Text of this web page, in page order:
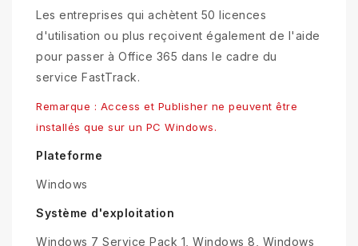
Les entreprises qui achètent 50 licences
d'utilisation ou plus reçoivent également de l'aide
pour passer à Office 365 dans le cadre du
service FastTrack.
Remarque : Access et Publisher ne peuvent être
installés que sur un PC Windows.
Plateforme
Windows
Système d'exploitation
Windows 7 Service Pack 1, Windows 8, Windows